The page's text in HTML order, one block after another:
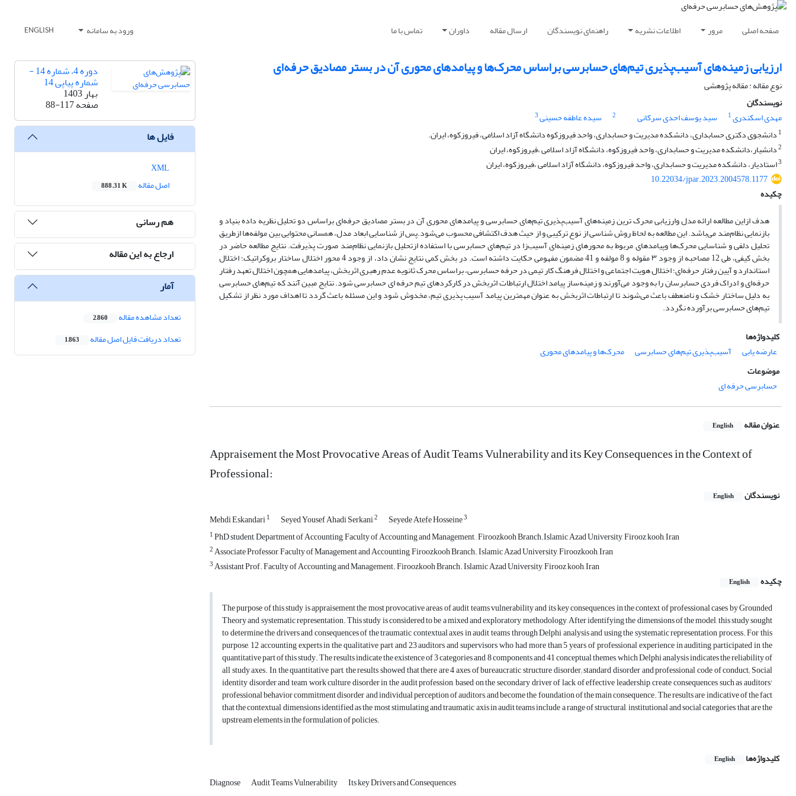
صفحه اصلی مرور اطلاعات نشریه راهنمای نویسندگان ارسال مقاله داوران تماس با ما ورود به سامانه ENGLISH
ارزیابی زمینه‌های آسیب‌پذیری تیم‌های حسابرسی براساس محرک‌ها و پیامدهای محوری آن در بستر مصادیق حرفه‌ای
نوع مقاله : مقاله پژوهشی
نویسندگان
مهدی اسکندری1 سید یوسف احدی سرکانی 2 سیده عاطفه حسینی3
1 دانشجوی دکتری حسابداری، دانشکده مدیریت و حسابداری، واحد فیروزکوه دانشگاه آزاد اسلامی، فیروزکوه، ایران.
2دانشیار،دانشکده مدیریت و حسابداری، واحد فیروزکوه، دانشگاه آزاد اسلامی ،فیروزکوه، ایران
3استادیار، دانشکده مدیریت و حسابداری، واحد فیروزکوه، دانشگاه آزاد اسلامی ،فیروزکوه، ایران
10.22034/jpar.2023.2004578.1177
چکیده
هدف ازاین مطالعه ارائه مدل وارزیابی محرک ترین زمینه‌های آسیب‌پذیری تیم‌های حسابرسی و پیامدهای محوری آن در بستر مصادیق حرفه‌ای براساس دو تحلیل نظریه داده بنیاد و
بازنمایی نظام‌مند می‌باشد. این مطالعه به لحاظ روش شناسی از نوع ترکیبی و از حیث هدف اکتشافی محسوب می‌شود.پس از شناسایی ابعاد مدل، همسانی محتوایی بین مولفه‌ها ازطریق
تحلیل دلفی و شناسایی محرک‌ها وپیامدهای مربوط به محورهای زمینه‌ای آسیب‌زا در تیم‌های حسابرسی با استفاده ازتحلیل بازنمایی نظام‌مند صورت پذیرفت. نتایج مطالعه حاضر در
بخش کیفی، طی 12 مصاحبه از وجود ۳ مقوله و 8 مولفه و 41 مضمون مفهومی حکایت داشته است. در بخش کمی نتایج نشان داد، از وجود 4 محور اختلال ساختار بروکراتیک؛ اختلال
استاندارد و آیین رفتار حرفه‌ای؛ اختلال هویت اجتماعی و اختلال فرهنگ کار تیمی در حرفه حسابرسی، براساس محرک ثانویه عدم رهبری اثربخش، پیامدهایی همچون اختلال تعهد رفتار
حرفه‌ای و ادراک فردی حسابرسان را به وجود می‌آورند و زمینه‌ساز پیامد اختلال ارتباطات اثربخش در کارکردهای تیم حرفه ای حسابرسی شود. نتایج مبین آنند که تیم‌های حسابرسی
به دلیل ساختار خشک و نامنعطف باعث می‌شوند تا ارتباطات اثربخش به عنوان مهمترین پیامد آسیب پذیری تیم، مخدوش شود و این مسئله باعث گردد تا اهداف مورد نظر از تشکیل
تیم‌های حسابرسی برآورده نگردد.
کلیدواژه‌ها
عارضه یابی
آسیب‌پذیری تیم‌های حسابرسی
محرک‌ها و پیامدهای محوری
موضوعات
حسابرسی حرفه ای
عنوان مقاله English
Appraisement the Most Provocative Areas of Audit Teams Vulnerability and its Key Consequences in the Context of
Professional:
نویسندگان English
Mehdi Eskandari1 Seyed Yousef Ahadi Serkani2 Seyede Atefe Hosseine3
1PhD student, Department of Accounting, Faculty of Accounting and Management, , Firoozkooh Branch.Islamic Azad University, Firooz kooh, Iran
2Associate Professor, Faculty of Management and Accounting, Firoozkooh Branch. Islamic Azad University, Firoozkooh, Iran
3Assistant Prof. Faculty of Accounting and Management. Firoozkooh Branch. Islamic Azad University, Firooz kooh, Iran
چکیده
English
The purpose of this study is appraisement the most provocative areas of audit teams vulnerability and its key consequences in the context of professional cases by Grounded
Theory and systematic representation. This study is considered to be a mixed and exploratory methodology, After identifying the dimensions of the model, this study sought
to determine the drivers and consequences of the traumatic contextual axes in audit teams through Delphi analysis and using the systematic representation process. For this
purpose, 12 accounting experts in the qualitative part and 23 auditors and supervisors who had more than 5 years of professional experience in auditing participated in the
quantitative part of this study. The results indicate the existence of 3 categories and 8 components and 41 conceptual themes, which Delphi analysis indicates the reliability of
all study axes. In the quantitative part, the results showed that there are 4 axes of bureaucratic structure disorder; standard disorder and professional code of conduct; Social
identity disorder and team work culture disorder in the audit profession, based on the secondary driver of lack of effective leadership, create consequences such as auditors'
professional behavior commitment disorder and individual perception of auditors, and become the foundation of the main consequence. The results are indicative of the fact
that the contextual dimensions identified as the most stimulating and traumatic axis in audit teams include a range of structural, institutional and social categories that are the
upstream elements in the formulation of policies.
کلیدواژه‌ها English
Diagnose Audit Teams Vulnerability Its key Drivers and Consequences
دوره 4، شماره 14 -
شماره پیاپی 14
بهار 1403
صفحه88-117
فایل ها
اصل مقاله
888.31 K
هم رسانی
ارجاع به این مقاله
آمار
تعداد مشاهده مقاله 2,860
تعداد دریافت فایل اصل مقاله 1,863